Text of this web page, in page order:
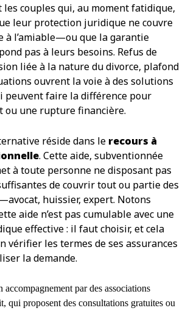
les couples qui, au moment fatidique,
leur protection juridique ne couvre
à l’amiable—ou que la garantie
pas à leurs besoins. Refus de
liée à la nature du divorce, plafond
ouvrent la voie à des solutions
peuvent faire la différence pour
ou une rupture financière.
réside dans le recours à
. Cette aide, subventionnée
à toute personne ne disposant pas
de couvrir tout ou partie des
huissier, expert. Notons
aide n’est pas cumulable avec une
effective : il faut choisir, et cela
vérifier les termes de ses assurances
la demande.
accompagnement par des associations
qui proposent des consultations gratuites ou